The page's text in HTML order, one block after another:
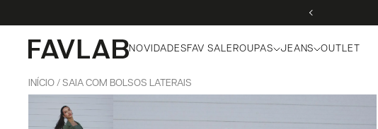
NOVIDADESFAV SALEROUPAS JEANS OUTLET
INÍCIO SAIA COM BOLSOS LATERAIS